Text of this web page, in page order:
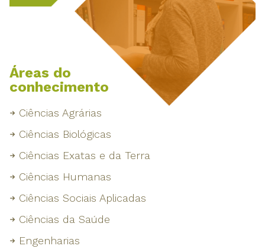
Áreas do
conhecimento
Ciências Agrárias
Ciências Biológicas
Ciências Exatas e da Terra
Ciências Humanas
Ciências Sociais Aplicadas
Ciências da Saúde
Engenharias